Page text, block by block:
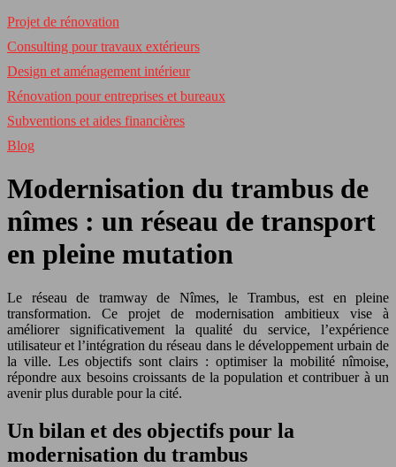
Projet de rénovation
Consulting pour travaux extérieurs
Design et aménagement intérieur
Rénovation pour entreprises et bureaux
Subventions et aides financières
Blog
Modernisation du trambus de
nîmes : un réseau de transport
en pleine mutation
Le réseau de tramway de Nîmes, le Trambus, est en pleine
transformation. Ce projet de modernisation ambitieux vise à
améliorer significativement la qualité du service, l’expérience
utilisateur et l’intégration du réseau dans le développement urbain de
la ville. Les objectifs sont clairs : optimiser la mobilité nîmoise,
répondre aux besoins croissants de la population et contribuer à un
avenir plus durable pour la cité.
Un bilan et des objectifs pour la
modernisation du trambus